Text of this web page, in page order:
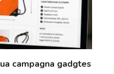
campagna gadgtes